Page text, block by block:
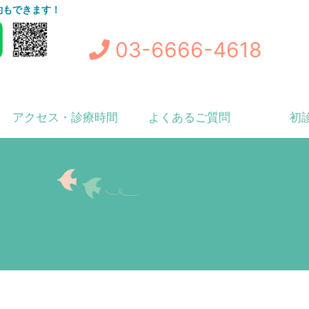
できます！
03-6666-4618
アクセス・診療時間 よくあるご質問 初